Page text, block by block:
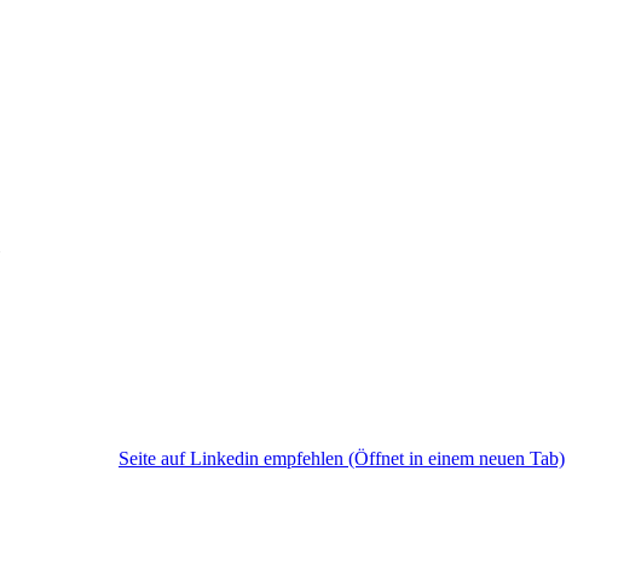
Seite auf Linkedin empfehlen (Öffnet in einem neuen Tab)